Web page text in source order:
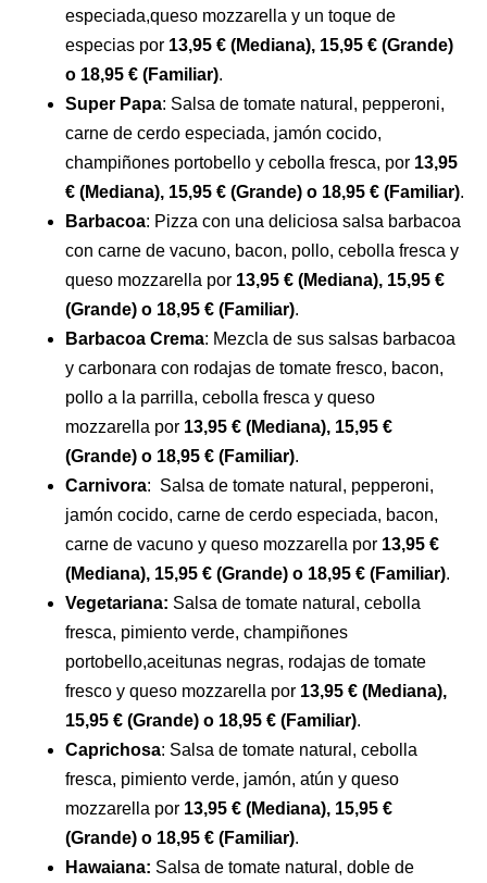
especiada,queso mozzarella y un toque de
especias por 13,95 € (Mediana), 15,95 € (Grande)
o 18,95 € (Familiar).
Super Papa: Salsa de tomate natural, pepperoni,
carne de cerdo especiada, jamón cocido,
champiñones portobello y cebolla fresca, por 13,95
€ (Mediana), 15,95 € (Grande) o 18,95 € (Familiar).
Barbacoa: Pizza con una deliciosa salsa barbacoa
con carne de vacuno, bacon, pollo, cebolla fresca y
queso mozzarella por 13,95 € (Mediana), 15,95 €
(Grande) o 18,95 € (Familiar).
Barbacoa Crema: Mezcla de sus salsas barbacoa
y carbonara con rodajas de tomate fresco, bacon,
pollo a la parrilla, cebolla fresca y queso
mozzarella por 13,95 € (Mediana), 15,95 €
(Grande) o 18,95 € (Familiar).
Carnivora: Salsa de tomate natural, pepperoni,
jamón cocido, carne de cerdo especiada, bacon,
carne de vacuno y queso mozzarella por 13,95 €
(Mediana), 15,95 € (Grande) o 18,95 € (Familiar).
Vegetariana: Salsa de tomate natural, cebolla
fresca, pimiento verde, champiñones
portobello,aceitunas negras, rodajas de tomate
fresco y queso mozzarella por 13,95 € (Mediana),
15,95 € (Grande) o 18,95 € (Familiar).
Caprichosa: Salsa de tomate natural, cebolla
fresca, pimiento verde, jamón, atún y queso
mozzarella por 13,95 € (Mediana), 15,95 €
(Grande) o 18,95 € (Familiar).
Hawaiana: Salsa de tomate natural, doble de